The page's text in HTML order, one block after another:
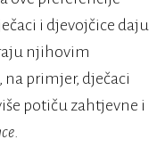
i djevojčice daju
njihovim
primjer, dječaci
potiču zahtjevne i
.